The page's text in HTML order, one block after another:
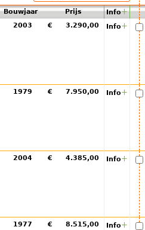
Bouwjaar Prijs Info+
2003 € 3.290,00 Info+
1979 € 7.950,00 Info+
2004 € 4.385,00 Info+
1977 € 8.515,00 Info+